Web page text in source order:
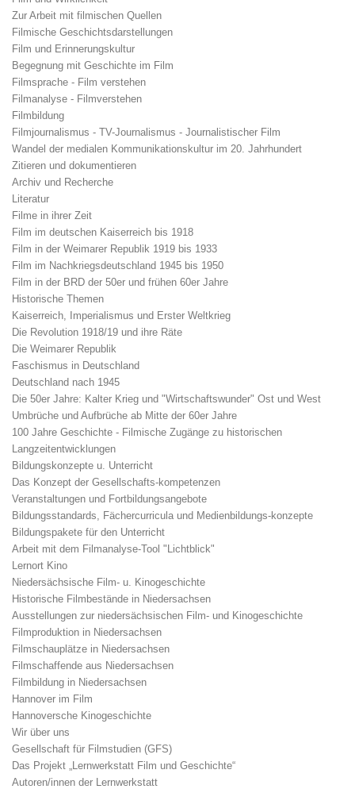
Zur Arbeit mit filmischen Quellen
Filmische Geschichtsdarstellungen
Film und Erinnerungskultur
Begegnung mit Geschichte im Film
Filmsprache - Film verstehen
Filmanalyse - Filmverstehen
Filmbildung
Filmjournalismus - TV-Journalismus - Journalistischer Film
Wandel der medialen Kommunikationskultur im 20. Jahrhundert
Zitieren und dokumentieren
Archiv und Recherche
Literatur
Filme in ihrer Zeit
Film im deutschen Kaiserreich bis 1918
Film in der Weimarer Republik 1919 bis 1933
Film im Nachkriegsdeutschland 1945 bis 1950
Film in der BRD der 50er und frühen 60er Jahre
Historische Themen
Kaiserreich, Imperialismus und Erster Weltkrieg
Die Revolution 1918/19 und ihre Räte
Die Weimarer Republik
Faschismus in Deutschland
Deutschland nach 1945
Die 50er Jahre: Kalter Krieg und "Wirtschaftswunder" Ost und West
Umbrüche und Aufbrüche ab Mitte der 60er Jahre
100 Jahre Geschichte - Filmische Zugänge zu historischen
Langzeitentwicklungen
Bildungskonzepte u. Unterricht
Das Konzept der Gesellschafts-kompetenzen
Veranstaltungen und Fortbildungsangebote
Bildungsstandards, Fächercurricula und Medienbildungs-konzepte
Bildungspakete für den Unterricht
Arbeit mit dem Filmanalyse-Tool "Lichtblick"
Lernort Kino
Niedersächsische Film- u. Kinogeschichte
Historische Filmbestände in Niedersachsen
Ausstellungen zur niedersächsischen Film- und Kinogeschichte
Filmproduktion in Niedersachsen
Filmschauplätze in Niedersachsen
Filmschaffende aus Niedersachsen
Filmbildung in Niedersachsen
Hannover im Film
Hannoversche Kinogeschichte
Wir über uns
Gesellschaft für Filmstudien (GFS)
Das Projekt „Lernwerkstatt Film und Geschichte“
Autoren/innen der Lernwerkstatt